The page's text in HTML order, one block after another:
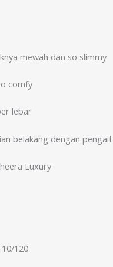
mewah dan so slimmy
comfy
lebar
belakang dengan pengait
Luxury
120